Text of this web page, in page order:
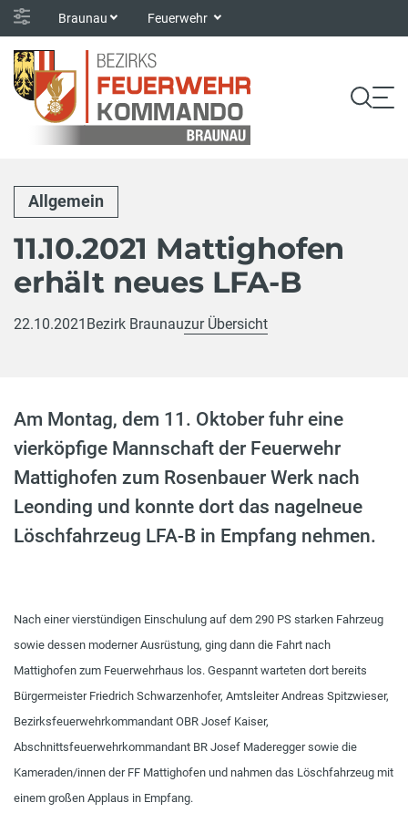
Braunau Feuerwehr
Allgemein
11.10.2021 Mattighofen
erhält neues LFA-B
22.10.2021 Bezirk Braunauzur Übersicht
Am Montag, dem 11. Oktober fuhr eine
vierköpfige Mannschaft der Feuerwehr
Mattighofen zum Rosenbauer Werk nach
Leonding und konnte dort das nagelneue
Löschfahrzeug LFA-B in Empfang nehmen.
Nach einer vierstündigen Einschulung auf dem 290 PS starken Fahrzeug
sowie dessen moderner Ausrüstung, ging dann die Fahrt nach
Mattighofen zum Feuerwehrhaus los. Gespannt warteten dort bereits
Bürgermeister Friedrich Schwarzenhofer, Amtsleiter Andreas Spitzwieser,
Bezirksfeuerwehrkommandant OBR Josef Kaiser,
Abschnittsfeuerwehrkommandant BR Josef Maderegger sowie die
Kameraden/innen der FF Mattighofen und nahmen das Löschfahrzeug mit
einem großen Applaus in Empfang.